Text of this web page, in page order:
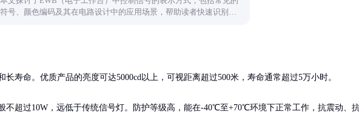
符号、颜色编码及其在电路设计中的应用场景，帮助读者快速识别和
长寿命。优质产品的亮度可达5000cd以上，可视距离超过500米，寿命通常超过5万小时。
不超过10W，远低于传统信号灯。防护等级高，能在-40℃至+70℃环境下正常工作，抗震动、